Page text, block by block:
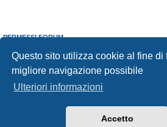
Questo sito utilizza cookie al fine di
migliore navigazione possibile
Ulteriori informazioni
Accetto
PERMESSI FORUM
Non puoirispondere negli argomenti
Non puoi
modificare i tuoi messaggi
Non puoicancellare i tuoi messaggi
Indice
GTA
phpBB® Forum Software